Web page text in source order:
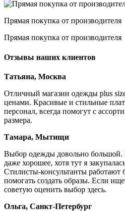
Прямая покупка от производителя
Прямая покупка от производителя
Отзывы наших клиентов
Татьяна, Москва
Отличный магазин одежды plus
ценами. Красивые и стильные
персонал, всегда помогут с
размера.
Тамара, Мытищи
Выбор одежды довольно большой.
даже хорошее, хотя тут я
Стилисты-консультанты работают
помогать создать образы. Если
советую оценить выбор здесь.
Ольга, Санкт-Петербург